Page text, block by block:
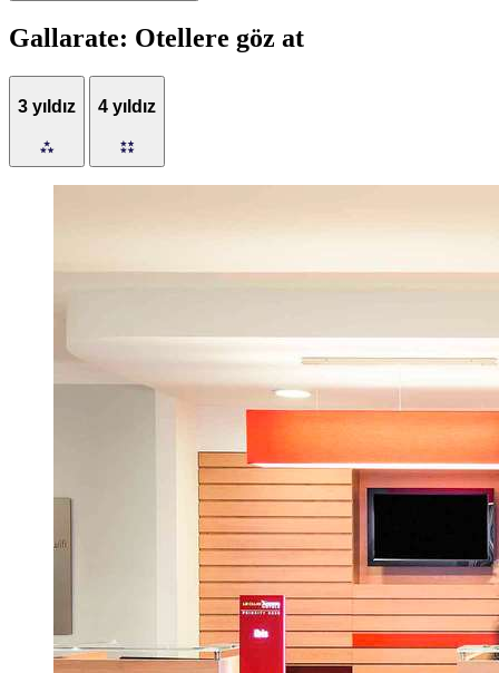
Gallarate: Otellere göz at
3 yıldız 4 yıldız